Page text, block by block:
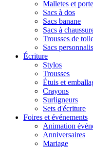
Malletes et
Sacs à dos
Sacs banane
Sacs à
Trousses de
Sacs
Écriture
Stylos
Trousses
Étuis et
Crayons
Surligneurs
Sets d'écriture
Foires et événements
Animation
Anniversaires
Mariage